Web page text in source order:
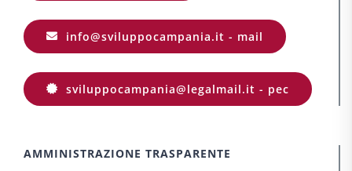
info@sviluppocampania.it - mail
sviluppocampania@legalmail.it - pec
AMMINISTRAZIONE TRASPARENTE